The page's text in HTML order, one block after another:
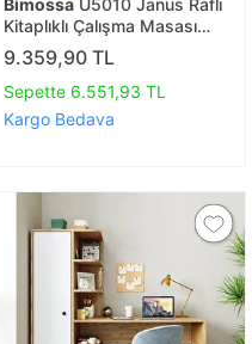
Kitaplıklı Çalışma Masası
Beyaz
9.359,90 TL
Sepette 6.551,93 TL
Kargo Bedava